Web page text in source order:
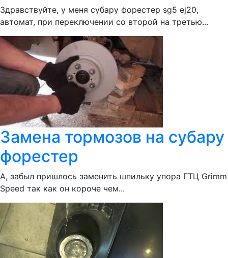
Здравствуйте, у меня субару форестер sg5 ej20,
автомат, при переключении со второй на третью...
Замена тормозов на субару
форестер
А, забыл пришлось заменить шпильку упора ГТЦ Grimm
Speed так как он короче чем...